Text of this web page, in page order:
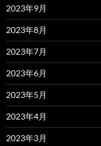
2023年9月
2023年8月
2023年7月
2023年6月
2023年5月
2023年4月
2023年3月